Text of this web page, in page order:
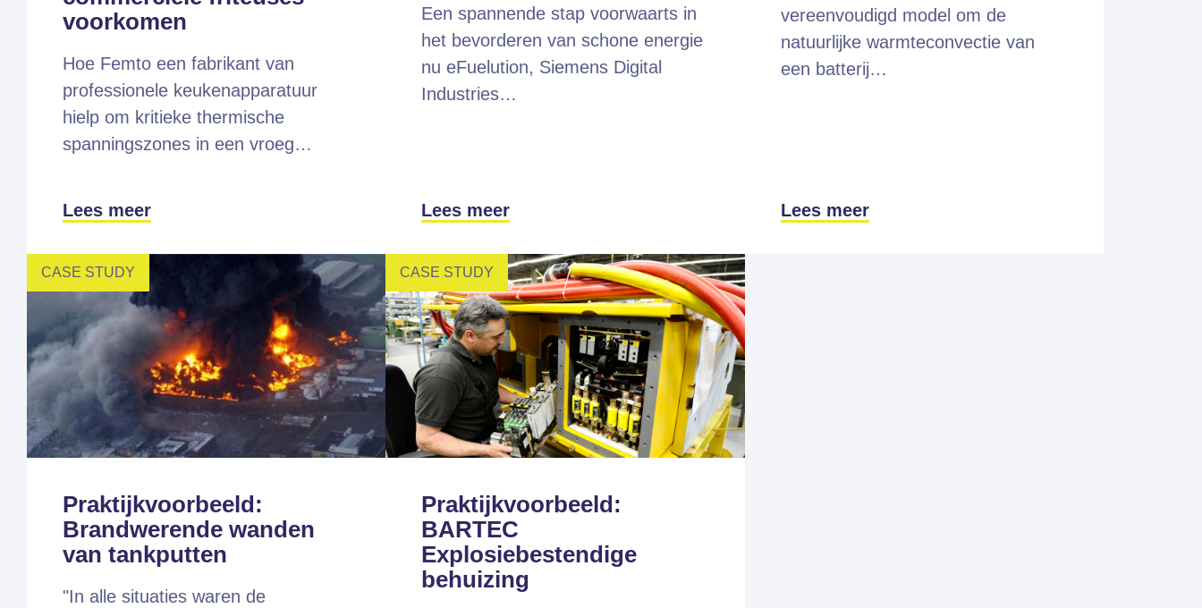
voorkomen
Hoe Femto een fabrikant van
professionele keukenapparatuur
hielp om kritieke thermische
spanningszones in een vroeg…
Lees meer
Een spannende stap voorwaarts in
het bevorderen van schone energie
nu eFuelution, Siemens Digital
Industries…
Lees meer
vereenvoudigd model om de
natuurlijke warmteconvectie van
een batterij…
Lees meer
CASE STUDY
Praktijkvoorbeeld:
Brandwerende wanden
van tankputten
"In alle situaties waren de
CASE STUDY
Praktijkvoorbeeld:
BARTEC
Explosiebestendige
behuizing